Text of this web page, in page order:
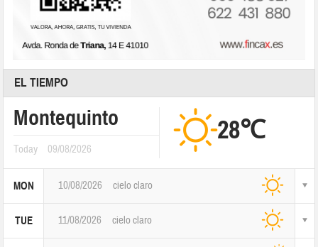
EL TIEMPO
Montequinto
Today 09/08/2026
28℃
MON 10/08/2026 cielo claro
TUE 11/08/2026 cielo claro